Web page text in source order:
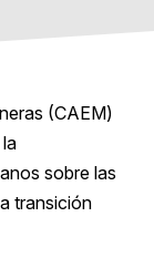
(CAEM)
sobre las
transición